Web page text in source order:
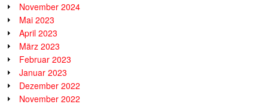
November 2024
Mai 2023
April 2023
März 2023
Februar 2023
Januar 2023
Dezember 2022
November 2022